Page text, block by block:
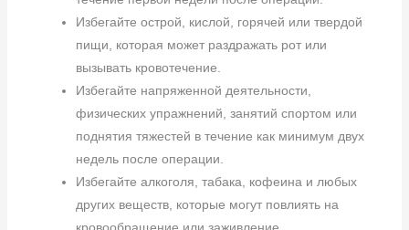
Избегайте острой, кислой, горячей или твердой
пищи, которая может раздражать рот или
вызывать кровотечение.
Избегайте напряженной деятельности,
физических упражнений, занятий спортом или
поднятия тяжестей в течение как минимум двух
недель после операции.
Избегайте алкоголя, табака, кофеина и любых
других веществ, которые могут повлиять на